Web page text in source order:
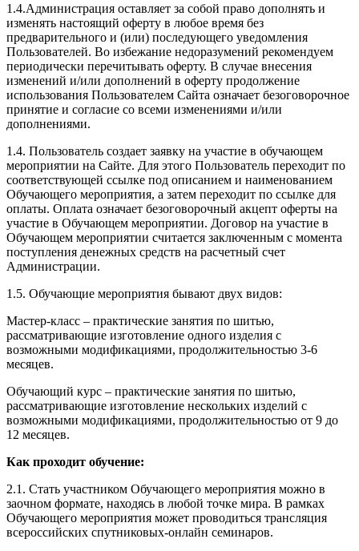
1.4.Администрация оставляет за собой право дополнять и
изменять настоящий оферту в любое время без
предварительного и (или) последующего уведомления
Пользователей. Во избежание недоразумений рекомендуем
периодически перечитывать оферту. В случае внесения
изменений и/или дополнений в оферту продолжение
использования Пользователем Сайта означает безоговорочное
принятие и согласие со всеми изменениями и/или
дополнениями.
1.4. Пользователь создает заявку на участие в обучающем
мероприятии на Сайте. Для этого Пользователь переходит по
соответствующей ссылке под описанием и наименованием
Обучающего мероприятия, а затем переходит по ссылке для
оплаты. Оплата означает безоговорочный акцепт оферты на
участие в Обучающем мероприятии. Договор на участие в
Обучающем мероприятии считается заключенным с момента
поступления денежных средств на расчетный счет
Администрации.
1.5. Обучающие мероприятия бывают двух видов:
Мастер-класс – практические занятия по шитью,
рассматривающие изготовление одного изделия с
возможными модификациями, продолжительностью 3-6
месяцев.
Обучающий курс – практические занятия по шитью,
рассматривающие изготовление нескольких изделий с
возможными модификациями, продолжительностью от 9 до
12 месяцев.
Как проходит обучение:
2.1. Стать участником Обучающего мероприятия можно в
заочном формате, находясь в любой точке мира. В рамках
Обучающего мероприятия может проводиться трансляция
всероссийских спутниковых-онлайн семинаров.